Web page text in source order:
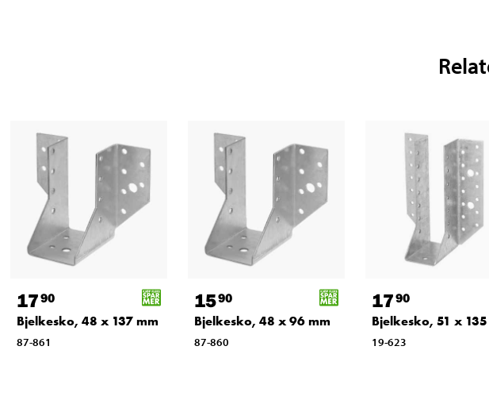
1790
Bjelkesko, 48 x 137 mm
87-861
1590
Bjelkesko, 48 x 96 mm
87-860
1790
Bjelkesko, 51 x
19-623